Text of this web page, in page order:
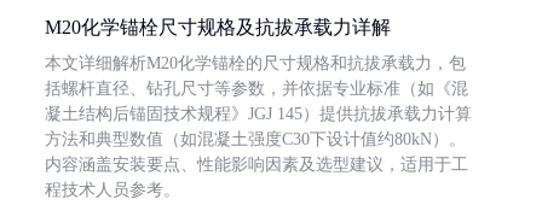
M20化学锚栓尺寸规格及抗拔承载力详解
本文详细解析M20化学锚栓的尺寸规格和抗拔承载力，包
括螺杆直径、钻孔尺寸等参数，并依据专业标准（如《混
凝土结构后锚固技术规程》JGJ 145）提供抗拔承载力计算
方法和典型数值（如混凝土强度C30下设计值约80kN）。
内容涵盖安装要点、性能影响因素及选型建议，适用于工
程技术人员参考。